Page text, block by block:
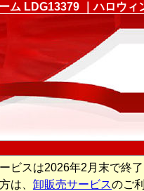
ム LDG13379 ｜ハロウィ
ビスは2026年2月末で終了
は、 卸販売サービスのご